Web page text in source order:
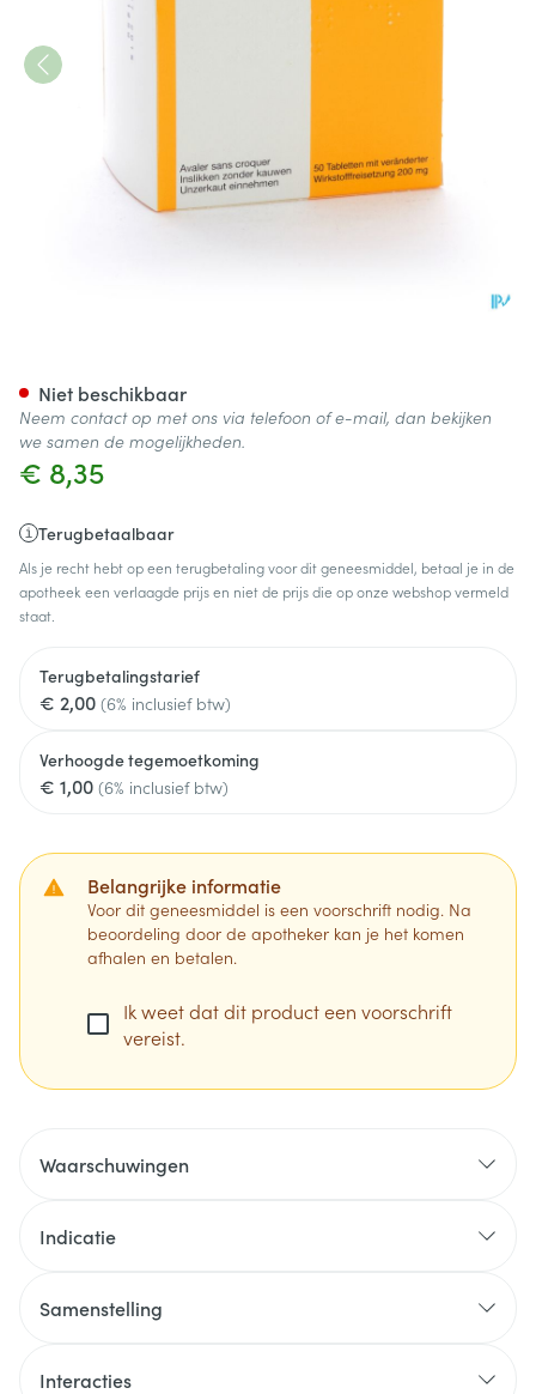
€ 8,35
Terugbetaalbaar
Als je recht hebt op een terugbetaling voor dit geneesmiddel, betaal je in de
apotheek een verlaagde prijs en niet de prijs die op onze webshop vermeld
staat.
Terugbetalingstarief
€ 2,00 (6% inclusief btw)
Verhoogde tegemoetkoming
€ 1,00 (6% inclusief btw)
Belangrijke informatie
Voor dit geneesmiddel is een voorschrift nodig. Na
beoordeling door de apotheker kan je het komen
afhalen en betalen.
Ik weet dat dit product een voorschrift
vereist.
Niet beschikbaar
Neem contact op met ons via telefoon of e-mail, dan bekijken
we samen de mogelijkheden.
Waarschuwingen
Indicatie
Samenstelling
Interacties